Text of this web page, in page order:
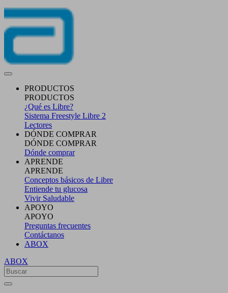
PRODUCTOS
PRODUCTOS
¿Qué es Libre?
Sistema Freestyle Libre 2
Lectores
DÓNDE COMPRAR
DÓNDE COMPRAR
Dónde comprar
APRENDE
APRENDE
Conceptos básicos de Libre
Entiende tu glucosa
Vivir Saludable
APOYO
APOYO
Preguntas frecuentes
Contáctanos
ABOX
ABOX